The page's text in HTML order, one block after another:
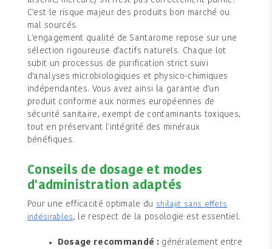
C'est le risque majeur des produits bon marché ou
mal sourcés.
L'engagement qualité de Santarome repose sur une
sélection rigoureuse d'actifs naturels. Chaque lot
subit un processus de purification strict suivi
d'analyses microbiologiques et physico-chimiques
indépendantes. Vous avez ainsi la garantie d'un
produit conforme aux normes européennes de
sécurité sanitaire, exempt de contaminants toxiques,
tout en préservant l'intégrité des minéraux
bénéfiques.
Conseils de dosage et modes
d'administration adaptés
Pour une efficacité optimale du shilajit sans effets
indésirables, le respect de la posologie est essentiel.
Dosage recommandé :généralement entre